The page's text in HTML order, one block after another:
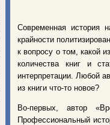
Современная история
крайности
к вопросу о том, какой
количества книг и
интерпретации. Любой
из книги что-то новое?
Во-первых, автор
Профессиональный